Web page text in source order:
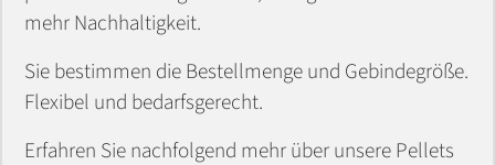
mehr Nachhaltigkeit.
Sie bestimmen die Bestellmenge und Gebindegröße.
Flexibel und bedarfsgerecht.
Erfahren Sie nachfolgend mehr über unsere Pellets
Kundenportal
Zählerstand Strom melden
Stromkennzeichnung
Kontakt
KontaktPhotovoltaik
Service
24h Notdienst
Sicherheits-<br />Datenblätter und
Produktinformationen
Kontakt
Kontakt
Stromkennzeichnung
Kundenportal
Zählerstand Strom melden
Kontakt
Contracting
Bäder
E-Mobility